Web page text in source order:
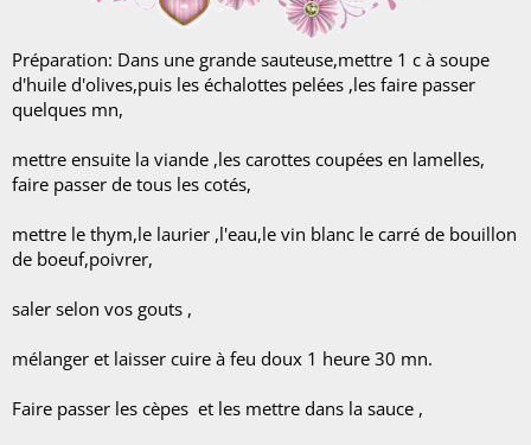
Préparation: Dans une grande sauteuse,mettre 1 c à soupe
d'huile d'olives,puis les échalottes pelées ,les faire passer
quelques mn,
mettre ensuite la viande ,les carottes coupées en lamelles,
faire passer de tous les cotés,
mettre le thym,le laurier ,l'eau,le vin blanc le carré de bouillon
de boeuf,poivrer,
saler selon vos gouts ,
mélanger et laisser cuire à feu doux 1 heure 30 mn.
Faire passer les cèpes et les mettre dans la sauce ,